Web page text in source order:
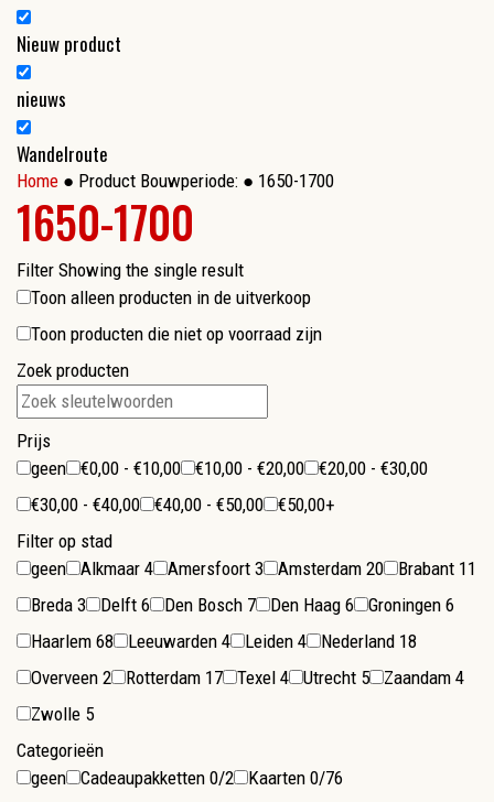
Nieuw product
nieuws
Wandelroute
Home ● Product Bouwperiode: ● 1650-1700
1650-1700
Filter Showing the single result
Toon alleen producten in de uitverkoop
Toon producten die niet op voorraad zijn
Zoek producten
Prijs
geen
€0,00 - €10,00 €10,00 - €20,00
€20,00 - €30,00
€30,00 - €40,00
€40,00 - €50,00
€50,00+
Filter op stad
geen
Alkmaar 4 Amersfoort 3 Amsterdam 20 Brabant 11
Breda 3 Delft 6 Den Bosch 7 Den Haag 6 Groningen 6
Haarlem 68 Leeuwarden 4 Leiden 4 Nederland 18
Overveen 2 Rotterdam 17 Texel 4 Utrecht 5 Zaandam 4
Zwolle 5
Categorieën
geen
Cadeaupakketten 0/2 Kaarten 0/76